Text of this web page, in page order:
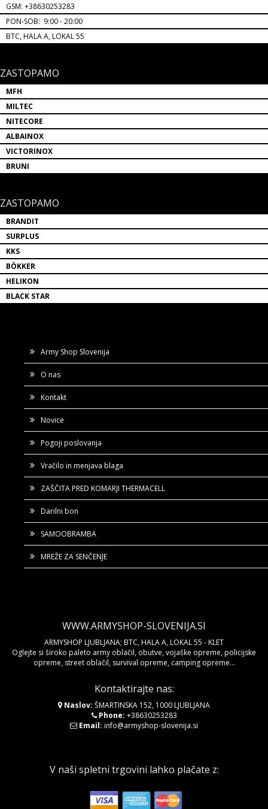
GSM: +38630253283
PON-SOB: 9:00 - 20:00
BTC, HALA A, LOKAL 55
ZASTOPAMO
MFH
MILTEC
NITECORE
ALBAINOX
VICTORINOX
BRUNI
ZASTOPAMO
BRANDIT
SURPLUS
KKS
BÖKKER
HELIKON
BLACK STAR
Army Shop Slovenija
O nas
Kontakt
Novice
Pogoji poslovanja
Vračilo in menjava blaga
ZAŠČITA PRED KOMARJI THERMACELL
Darilni bon
SAMOOBRAMBA
MREŽE ZA SENČENJE
WWW.ARMYSHOP-SLOVENIJA.SI
ARMYSHOP LJUBLJANA; BTC, HALA A, LOKAL 55 - KLET
Oglejte si široko paleto army oblačil, obutve, vojaške opreme, policijske
opreme, street oblačil, survival opreme, camping opreme...
Kontaktirajte nas:
Naslov: ŠMARTINSKA 152, 1000 LJUBLJANA
Phone: +38630253283
Email: info@armyshop-slovenija.si
V naši spletni trgovini lahko plačate z: